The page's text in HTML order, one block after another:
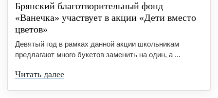
Брянский благотворительный фонд
«Ванечка» участвует в акции «Дети вместо
цветов»
Девятый год в рамках данной акции школьникам
предлагают много букетов заменить на один, а ...
Читать далее